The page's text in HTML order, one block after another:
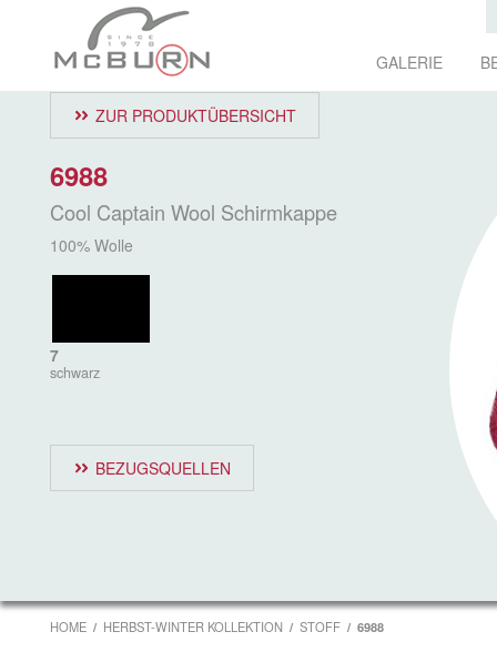
GALERIE
ZUR PRODUKTÜBERSICHT
6988
Cool Captain Wool Schirmkappe
100% Wolle
7
schwarz
BEZUGSQUELLEN
HOME HERBST-WINTER KOLLEKTION STOFF 6988